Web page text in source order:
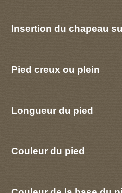
Insertion du chapeau
Pied creux ou plein
Longueur du pied
Couleur du pied